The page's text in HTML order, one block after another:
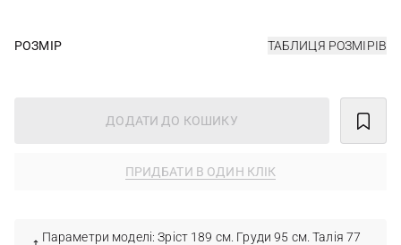
РОЗМІР ТАБЛИЦЯ РОЗМІРІВ
ДОДАТИ ДО КОШИКУ
ПРИДБАТИ В ОДИН КЛІК
Параметри моделі: Зріст 189 см. Груди 95 см. Талія 77